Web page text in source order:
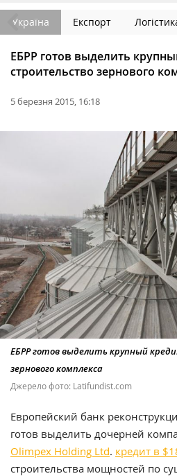
Україна Експорт
ЕБРР готов выделить
строительство зернового
5 березня 2015, 16:18
ЕБРР готов выделить крупный
зернового комплекса
Джерело фото: Latifundist.com
Европейский банк
готов выделить дочерней
Olimpex Holding Ltd. кредит в
строительства мощностей по